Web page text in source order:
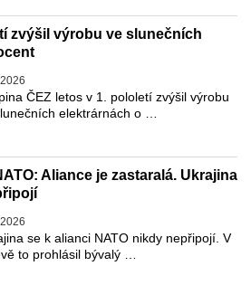
zvýšil výrobu ve slunečních
ČEZ letos v 1. pololetí zvýšil výrobu
elektrárnách o …
Aliance je zastaralá. Ukrajina
se k alianci NATO nikdy nepřipojí. V
to prohlásil bývalý …